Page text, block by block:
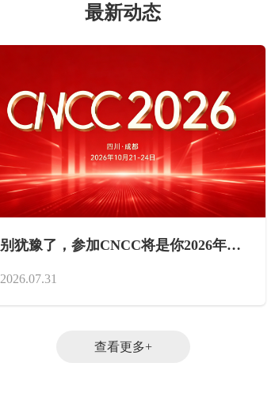
最新动态
别犹豫了，参加CNCC将是你2026年最
2026.07.31
查看更多+